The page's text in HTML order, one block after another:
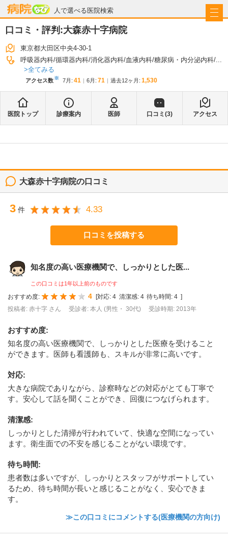
人で選べる医院検索
病院なび
口コミ・評判:大森赤十字病院
東京都大田区中央4-30-1
呼吸器内科 循環器内科 消化器内科 血液内科 糖尿病・内分泌内科 ...
全てみる
アクセス数※ 7月 : 41 6月 : 71 過去12ヶ月: 1,530
医院トップ 診療案内 医師 口コミ(3) アクセス
大森赤十字病院の口コミ
3 件 4.33
口コミを投稿する
知名度の高い医療機関で、しっかりとした医...
この口コミは1年以上前のものです
おすすめ度: 4 [対応: 4 清潔感: 4 待ち時間: 4 ]
投稿者: 赤十字 さん
受診者: 本人 (男性・ 30代) 受診時期: 2013年
おすすめ度:
知名度の高い医療機関で、しっかりとした医療を受けること
ができます。医師も看護師も、スキルが非常に高いです。
対応:
大きな病院でありながら、診察時などの対応がとても丁寧で
す。安心して話を聞くことができ、回復につなげられます。
清潔感:
しっかりとした清掃が行われていて、快適な空間になってい
ます。衛生面での不安を感じることがない環境です。
待ち時間:
患者数は多いですが、しっかりとスタッフがサポートしてい
るため、待ち時間が長いと感じることがなく、安心できま
す。
≫この口コミにコメントする(医療機関の方向け)